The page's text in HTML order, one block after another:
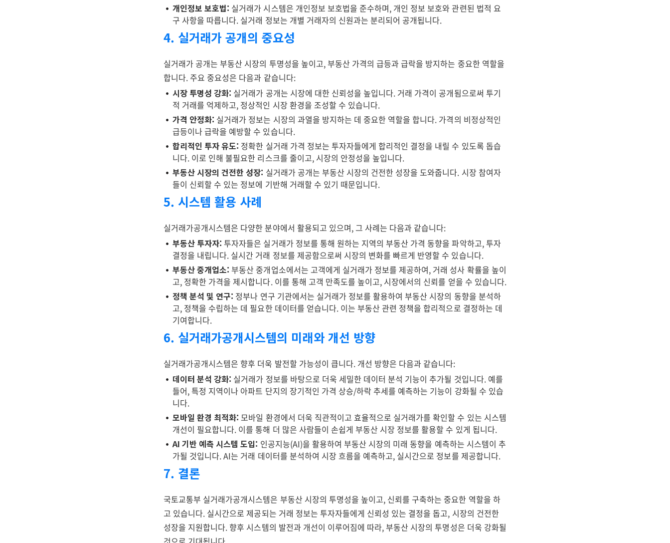
개인정보 보호법: 실거래가 시스템은 개인정보 보호법을 준수하며, 개인 정보 보호와 관련된 법적 요
구 사항을 따릅니다. 실거래 정보는 개별 거래자의 신원과는 분리되어 공개됩니다.
4. 실거래가 공개의 중요성
실거래가 공개는 부동산 시장의 투명성을 높이고, 부동산 가격의 급등과 급락을 방지하는 중요한 역할을
합니다. 주요 중요성은 다음과 같습니다:
시장 투명성 강화: 실거래가 공개는 시장에 대한 신뢰성을 높입니다. 거래 가격이 공개됨으로써 투기
적 거래를 억제하고, 정상적인 시장 환경을 조성할 수 있습니다.
가격 안정화: 실거래가 정보는 시장의 과열을 방지하는 데 중요한 역할을 합니다. 가격의 비정상적인
급등이나 급락을 예방할 수 있습니다.
합리적인 투자 유도: 정확한 실거래 가격 정보는 투자자들에게 합리적인 결정을 내릴 수 있도록 돕습
니다. 이로 인해 불필요한 리스크를 줄이고, 시장의 안정성을 높입니다.
부동산 시장의 건전한 성장: 실거래가 공개는 부동산 시장의 건전한 성장을 도와줍니다. 시장 참여자
들이 신뢰할 수 있는 정보에 기반해 거래할 수 있기 때문입니다.
5. 시스템 활용 사례
실거래가공개시스템은 다양한 분야에서 활용되고 있으며, 그 사례는 다음과 같습니다:
부동산 투자자: 투자자들은 실거래가 정보를 통해 원하는 지역의 부동산 가격 동향을 파악하고, 투자
결정을 내립니다. 실시간 거래 정보를 제공함으로써 시장의 변화를 빠르게 반영할 수 있습니다.
부동산 중개업소: 부동산 중개업소에서는 고객에게 실거래가 정보를 제공하여, 거래 성사 확률을 높이
고, 정확한 가격을 제시합니다. 이를 통해 고객 만족도를 높이고, 시장에서의 신뢰를 얻을 수 있습니다.
정책 분석 및 연구: 정부나 연구 기관에서는 실거래가 정보를 활용하여 부동산 시장의 동향을 분석하
고, 정책을 수립하는 데 필요한 데이터를 얻습니다. 이는 부동산 관련 정책을 합리적으로 결정하는 데
기여합니다.
6. 실거래가공개시스템의 미래와 개선 방향
실거래가공개시스템은 향후 더욱 발전할 가능성이 큽니다. 개선 방향은 다음과 같습니다:
데이터 분석 강화: 실거래가 정보를 바탕으로 더욱 세밀한 데이터 분석 기능이 추가될 것입니다. 예를
들어, 특정 지역이나 아파트 단지의 장기적인 가격 상승/하락 추세를 예측하는 기능이 강화될 수 있습
니다.
모바일 환경 최적화: 모바일 환경에서 더욱 직관적이고 효율적으로 실거래가를 확인할 수 있는 시스템
개선이 필요합니다. 이를 통해 더 많은 사람들이 손쉽게 부동산 시장 정보를 활용할 수 있게 됩니다.
AI 기반 예측 시스템 도입: 인공지능(AI)을 활용하여 부동산 시장의 미래 동향을 예측하는 시스템이 추
가될 것입니다. AI는 거래 데이터를 분석하여 시장 흐름을 예측하고, 실시간으로 정보를 제공합니다.
7. 결론
국토교통부 실거래가공개시스템은 부동산 시장의 투명성을 높이고, 신뢰를 구축하는 중요한 역할을 하
고 있습니다. 실시간으로 제공되는 거래 정보는 투자자들에게 신뢰성 있는 결정을 돕고, 시장의 건전한
성장을 지원합니다. 향후 시스템의 발전과 개선이 이루어짐에 따라, 부동산 시장의 투명성은 더욱 강화될